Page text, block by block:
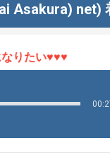
Asakura) net)
たい♥♥♥